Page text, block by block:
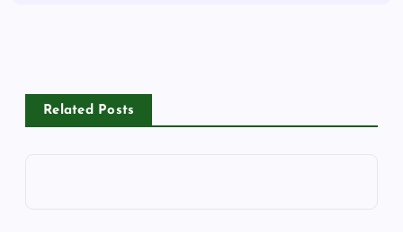
Related Posts